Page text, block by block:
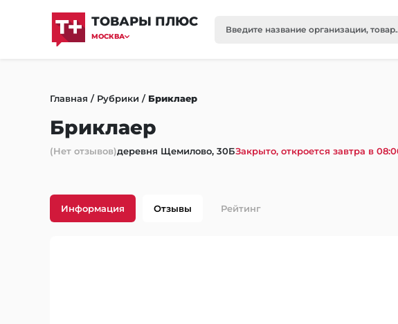
ТОВАРЫ ПЛЮС
МОСКВА
Главная / Рубрики / Бриклаер
Бриклаер
(Нет отзывов)деревня Щемилово, 30БЗакрыто, откроется завтра в
Информация Отзывы Рейтинг